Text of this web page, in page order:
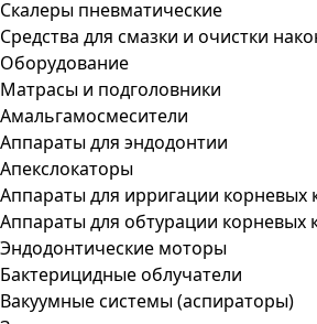
Скалеры пневматические
Средства для смазки и очистки
Оборудование
Матрасы и подголовники
Амальгамосмесители
Аппараты для эндодонтии
Апекслокаторы
Аппараты для ирригации корневых
Аппараты для обтурации корневых
Эндодонтические моторы
Бактерицидные облучатели
Вакуумные системы (аспираторы)